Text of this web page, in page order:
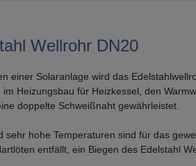
Wellrohr DN20
einer Solaranlage wird das
Heizungsbau für Heizkessel, den
doppelte Schweißnaht gewährleistet.
sehr hohe Temperaturen sind für das
entfällt, ein Biegen des Edelstahl